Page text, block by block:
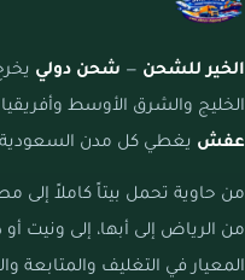
الخير للشحن — شحن دولي
الخليج والشرق الأوسط وأفريقيا
عفش يغطي كل مدن
من حاوية تحمل بيتاً كاملاً إلى
من الرياض إلى أبها، إلى ونيت
المعيار في التغليف والمتابعة